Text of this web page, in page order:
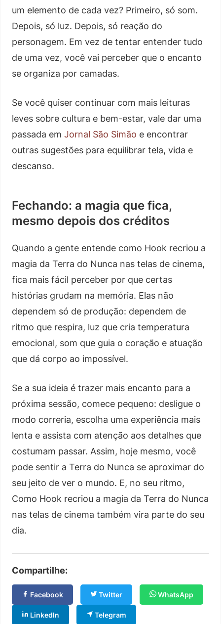
um elemento de cada vez? Primeiro, só som.
Depois, só luz. Depois, só reação do
personagem. Em vez de tentar entender tudo
de uma vez, você vai perceber que o encanto
se organiza por camadas.
Se você quiser continuar com mais leituras
leves sobre cultura e bem-estar, vale dar uma
passada em Jornal São Simão e encontrar
outras sugestões para equilibrar tela, vida e
descanso.
Fechando: a magia que fica,
mesmo depois dos créditos
Quando a gente entende como Hook recriou a
magia da Terra do Nunca nas telas de cinema,
fica mais fácil perceber por que certas
histórias grudam na memória. Elas não
dependem só de produção: dependem de
ritmo que respira, luz que cria temperatura
emocional, som que guia o coração e atuação
que dá corpo ao impossível.
Se a sua ideia é trazer mais encanto para a
próxima sessão, comece pequeno: desligue o
modo correria, escolha uma experiência mais
lenta e assista com atenção aos detalhes que
costumam passar. Assim, hoje mesmo, você
pode sentir a Terra do Nunca se aproximar do
seu jeito de ver o mundo. E, no seu ritmo,
Como Hook recriou a magia da Terra do Nunca
nas telas de cinema também vira parte do seu
dia.
Compartilhe:
Facebook Twitter WhatsApp
LinkedIn Telegram